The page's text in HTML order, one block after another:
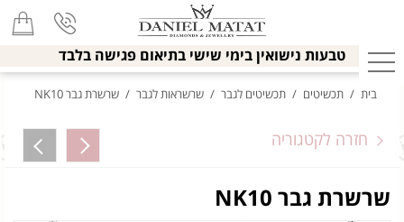
טבעות נישואין בימי שישי בתיאום פגישה בלבד
בית / תכשיטים / תכשיטים לגבר / שרשראות לגבר / שרשרת גבר NK10
חזרה לקטגוריה
שרשרת גבר NK10